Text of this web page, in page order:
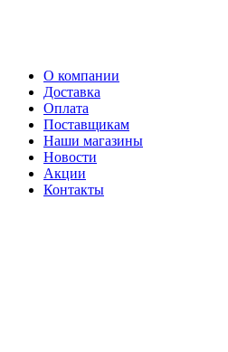
О компании
Доставка
Оплата
Поставщикам
Наши магазины
Новости
Акции
Контакты